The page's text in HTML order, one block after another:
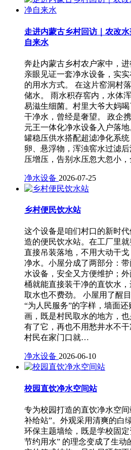
走进内蒙古乡村回访｜农改
自来水
奔赴内蒙古乡村农户家中，
亲眼见证一套净水设备，实
的用水方式。 在这片窑洞村
储水。 雨水积存窖内，水体
易滋生细菌。村里大爷大妈
干净水，曾经是奢望。 政企
元王一体化净水设备入户落
罐稳压供水搭配超滤净化系
卵、悬浮物，浑浊窖水过滤
压增压，告别水压忽大忽小
净水设备 2026-07-25
乡村便民饮水站
这个设备是咱们村口的新时
造的便民饮水站。在工厂里
直接吊装落地，不用大动干
净水。小屋分成了两部分：
水设备，安全又方便维护；
桶就能直接装干净的直饮水
取水也不费劲。 小屋用了醒
“为人民服务”的字样，墙面
画，既是村民取水的地方，也
有了它，再也不用愁井水不干
村民在家门口就…
净水设备 2026-06-10
校园直饮净水空间站
专为校园打造的直饮净水空
补给站”。外观采用清爽的白
环保主题墙绘，既是学校固定
节约用水” 的理念变成了生动